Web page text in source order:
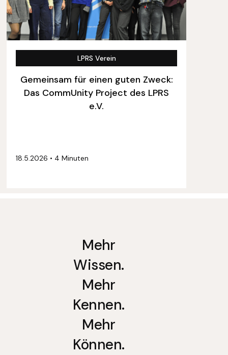
LPRS Verein
Gemeinsam für einen guten Zweck:
Das CommUnity Project des LPRS
e.V.
18.5.2026 • 4 Minuten
Mehr
Wissen.
Mehr
Kennen.
Mehr
Können.